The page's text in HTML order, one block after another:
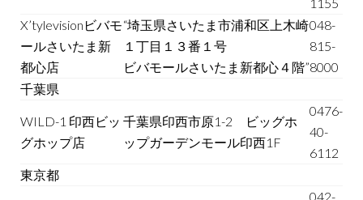
X’tylevisionビバモ
ールさいたま新
都心店
“埼玉県さいたま市浦和区上木崎
１丁目１３番１号
ビバモールさいたま新都心４階”
048-
815-
8000
千葉県
WILD-1 印西ビッ
グホップ店
千葉県印西市原1-2 ビッグホ
ップガーデンモール印西1F
0476-
40-
6112
東京都
042-